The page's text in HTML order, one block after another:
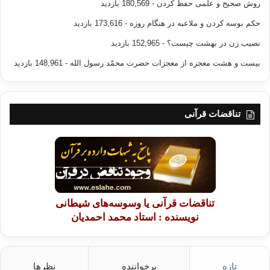
سایر سیّارات خارجی منظومه‌ی شمسی به وجود می‌آیند و آنان هم
برابر قانون «تثبیت» در مدارهای دورتر خورشید مستقر می‌شوند.
هیدروژنی (هیدروژن جامد) که نتیجه‌ی تراکم مرحله‌ی سحابی بوده با
تبدیل چهار هیدروژن به هیلم HL=H+H+H+H، سبب ایجاد بخار
فراوان نموده، و از بخار حاصله‌ی هیدروژن با اکسیژن، باران به وجود
حدودی با قسمت سوم آیه‌ی (30) سوره‌ی انبیاء هم معنی و هم
مفهوم می‌باشد. (والله أعلم) لذا بحث اخترشناسی و کیهان‌شناسی
بحثی است که دانشمندان فیزیک کوانتوم و اخترشناسی هنوز در
دوران ابتدایی آن گام برمی‌دارد. زیرا کهکشان ما تنها جزیره‌ی
کوچکی در میان اقیانوس کیهان است. دانشمندان در عالم نجوم
عاجز از کشف حقایق هستی هستند، تردیدی نیست که منتقد عاجزتر
از علماء و اهل نظر؛ و ناتوانی و علم اندک خویش را به تناقض در
روش صحیح و علمی حفظ کردن - 180,569 بازدید
حکم بوسه کردن و ملاعبه در هنگام روزه - 173,616 بازدید
نصیب زن در بهشت چیست؟ - 152,965 بازدید
بیست و هشت معجزه از معجزات حضرت محمّد رسول الله - 148,961 بازدید
تناقضات قرآنی
تناقضات قرآنی یا وسوسه‌های شیطانی
نویسنده : استاد محمد احمدیان
تازه پرخواننده نظرها